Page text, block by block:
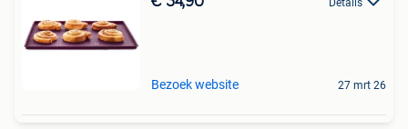
Bezoek website 27 mrt 26